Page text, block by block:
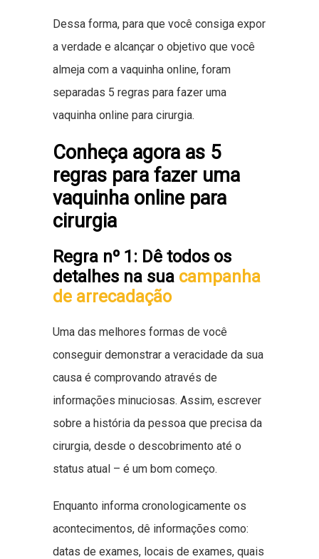
Dessa forma, para que você consiga expor
a verdade e alcançar o objetivo que você
almeja com a vaquinha online, foram
separadas 5 regras para fazer uma
vaquinha online para cirurgia.
Conheça agora as 5
regras para fazer uma
vaquinha online para
cirurgia
Regra nº 1: Dê todos os
detalhes na sua campanha
de arrecadação
Uma das melhores formas de você
conseguir demonstrar a veracidade da sua
causa é comprovando através de
informações minuciosas. Assim, escrever
sobre a história da pessoa que precisa da
cirurgia, desde o descobrimento até o
status atual – é um bom começo.
Enquanto informa cronologicamente os
acontecimentos, dê informações como:
datas de exames, locais de exames, quais